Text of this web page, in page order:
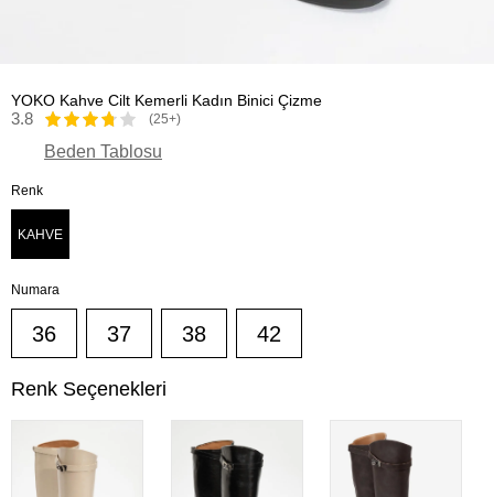
YOKO Kahve Cilt Kemerli Kadın Binici Çizme
3.8 (25+)
Beden Tablosu
Renk
KAHVE
Numara
36 37 38 42
Renk Seçenekleri